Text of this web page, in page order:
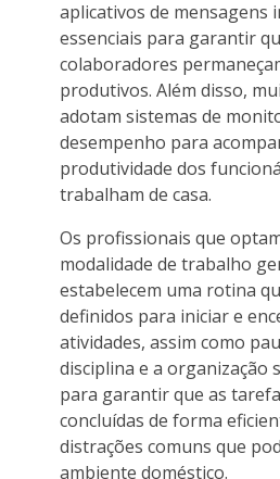
aplicativos de mensagens
essenciais para garantir
colaboradores
produtivos. Além disso,
adotam sistemas de
desempenho para
produtividade dos
trabalham de casa.
Os profissionais que
modalidade de trabalho
estabelecem uma rotina
definidos para iniciar e
atividades, assim como
disciplina e a organização
para garantir que as
concluídas de forma
distrações comuns que
ambiente doméstico.